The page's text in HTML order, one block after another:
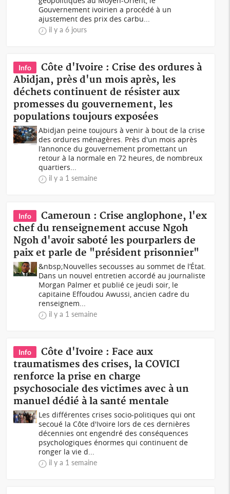
Gouvernement ivoirien a procédé à un
ajustement des prix des carbu...
il y a 6 jours
Info
Côte d'Ivoire : Crise des ordures à
Abidjan, près d'un mois après, les
déchets continuent de résister aux
promesses du gouvernement, les
populations toujours exposées
Abidjan peine toujours à venir à bout de la crise
des ordures ménagères. Près d'un mois après
l'annonce du gouvernement promettant un
retour à la normale en 72 heures, de nombreux
quartiers...
il y a 1 semaine
Info
Cameroun : Crise anglophone, l'ex
chef du renseignement accuse Ngoh
Ngoh d'avoir saboté les pourparlers de
paix et parle de "président prisonnier"
&nbsp;Nouvelles secousses au sommet de l’État.
Dans un nouvel entretien accordé au journaliste
Morgan Palmer et publié ce jeudi soir, le
capitaine Effoudou Awussi, ancien cadre du
renseignem...
il y a 1 semaine
Info
Côte d'Ivoire : Face aux
traumatismes des crises, la COVICI
renforce la prise en charge
psychosociale des victimes avec à un
manuel dédié à la santé mentale
Les différentes crises socio-politiques qui ont
secoué la Côte d'Ivoire lors de ces dernières
décennies ont engendré des conséquences
psychologiques énormes qui continuent de
ronger la vie d...
il y a 1 semaine